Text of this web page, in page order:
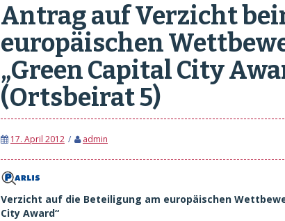
Antrag auf Verzicht
europäischen
„Green Capital City
(Ortsbeirat 5)
17. April 2012 admin
Verzicht auf die Beteiligung am europäischen
City Award“